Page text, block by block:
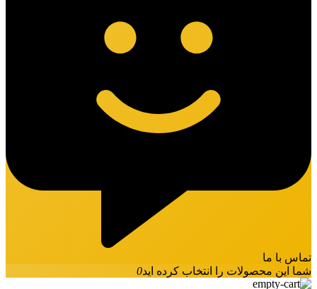
تماس با ما
شما این محصولات را انتخاب کرده اید0